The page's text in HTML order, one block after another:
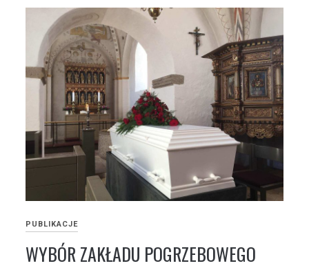
PUBLIKACJE
WYBÓR ZAKŁADU POGRZEBOWEGO